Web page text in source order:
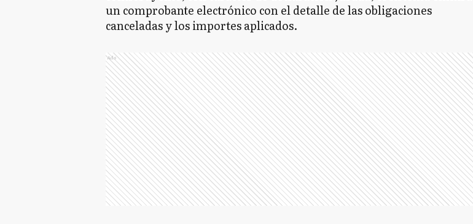
un comprobante electrónico con el detalle de las obligaciones
canceladas y los importes aplicados.
Ads